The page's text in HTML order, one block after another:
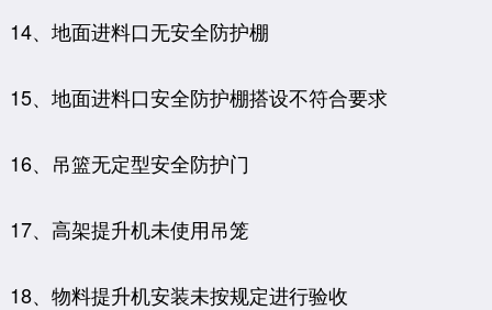
14、地面进料口无安全防护棚
15、地面进料口安全防护棚搭设不符合要求
16、吊篮无定型安全防护门
17、高架提升机未使用吊笼
18、物料提升机安装未按规定进行验收